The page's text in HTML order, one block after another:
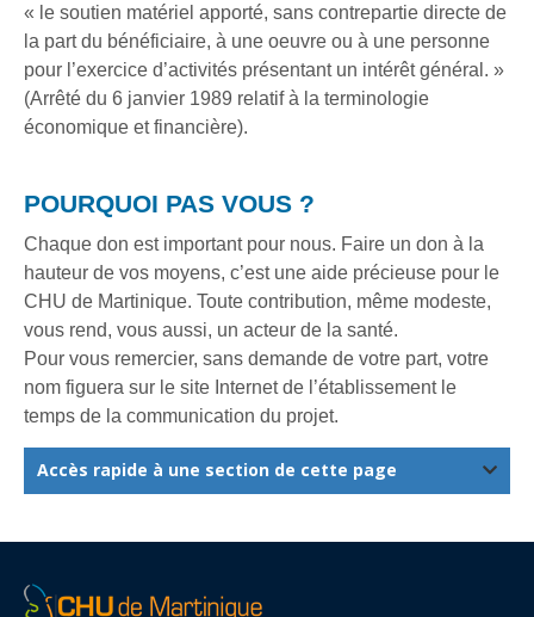
« le soutien matériel apporté, sans contrepartie directe de
la part du bénéficiaire, à une oeuvre ou à une personne
pour l’exercice d’activités présentant un intérêt général. »
(Arrêté du 6 janvier 1989 relatif à la terminologie
économique et financière).
POURQUOI PAS VOUS ?
Chaque don est important pour nous. Faire un don à la
hauteur de vos moyens, c’est une aide précieuse pour le
CHU de Martinique. Toute contribution, même modeste,
vous rend, vous aussi, un acteur de la santé.
Pour vous remercier, sans demande de votre part, votre
nom figuera sur le site Internet de l’établissement le
temps de la communication du projet.
Accès rapide à une section de cette page